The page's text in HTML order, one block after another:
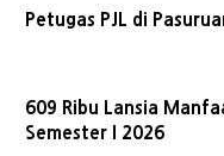
Petugas PJL di
609 Ribu Lansia
Semester I 2026